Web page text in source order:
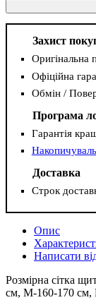
Захист
Оригінальна
Офіційна
Обмін /
Програма
Гарантія
Доставка
Строк
Опис
Написати
Розмірна сітка
см, M-160-170 см,